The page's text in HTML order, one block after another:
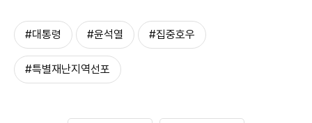
#대통령 #윤석열 #집중호우
#특별재난지역선포